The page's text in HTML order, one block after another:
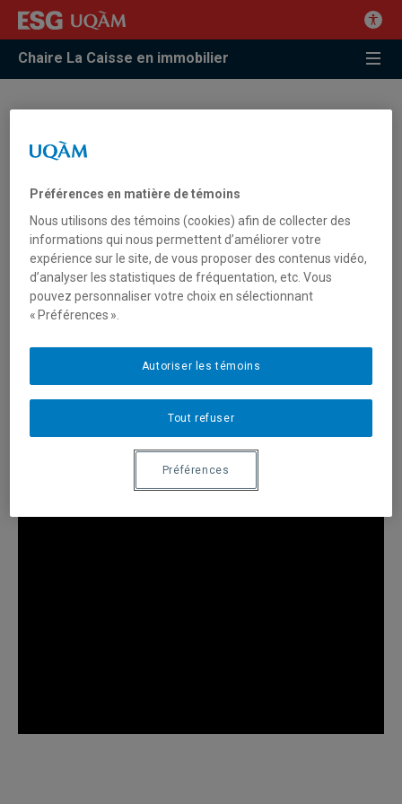
Chaire La Caisse en immobilier
Hajjem | 25 ans de la Chaire
Ivanhoé Cambridge
d’immobilier, ESG UQAM
Ce témoignage de Ahlem Hajjem, Professeure, Département
de marketing, ESG UQAM, a été réalisé dans le cadre des
activités soulignant les 25 ans de la Chaire Ivanhoé Cambridge
Préférences en matière de témoins
Nous utilisons des témoins (cookies) afin de collecter des
informations qui nous permettent d’améliorer votre
expérience sur le site, de vous proposer des contenus vidéo,
d’analyser les statistiques de fréquentation, etc. Vous
pouvez personnaliser votre choix en sélectionnant
« Préférences ».
Tout refuser
Autoriser les témoins
Préférences